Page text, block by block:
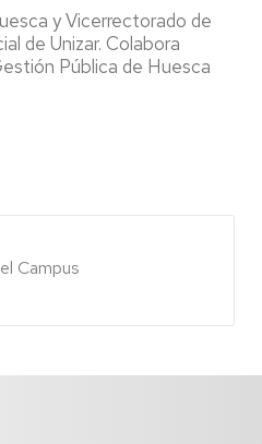
y Vicerrectorado de
de Unizar. Colabora
Pública de Huesca
Campus